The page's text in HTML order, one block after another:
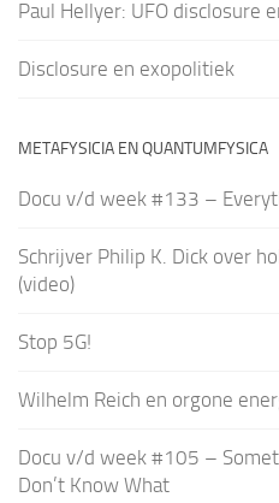
Paul Hellyer: UFO disclosure
Disclosure en exopolitiek
METAFYSICIA EN QUANTUMFYSICA
Docu v/d week #133 –
Schrijver Philip K. Dick over
(video)
Stop 5G!
Wilhelm Reich en orgone
Docu v/d week #105 –
Don’t Know What